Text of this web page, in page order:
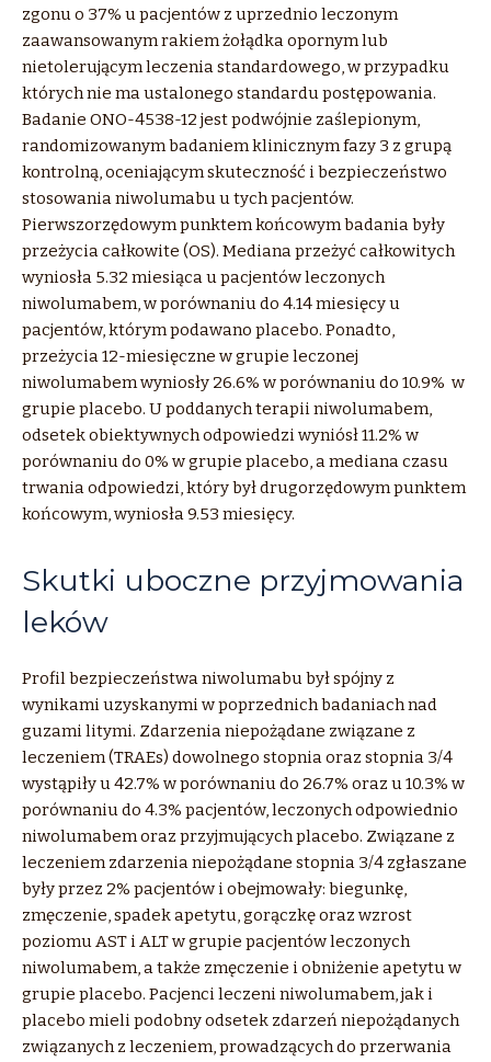
zgonu o 37% u pacjentów z uprzednio leczonym
zaawansowanym rakiem żołądka opornym lub
nietolerującym leczenia standardowego, w przypadku
których nie ma ustalonego standardu postępowania.
Badanie ONO-4538-12 jest podwójnie zaślepionym,
randomizowanym badaniem klinicznym fazy 3 z grupą
kontrolną, oceniającym skuteczność i bezpieczeństwo
stosowania niwolumabu u tych pacjentów.
Pierwszorzędowym punktem końcowym badania były
przeżycia całkowite (OS). Mediana przeżyć całkowitych
wyniosła 5.32 miesiąca u pacjentów leczonych
niwolumabem, w porównaniu do 4.14 miesięcy u
pacjentów, którym podawano placebo. Ponadto,
przeżycia 12-miesięczne w grupie leczonej
niwolumabem wyniosły 26.6% w porównaniu do 10.9% w
grupie placebo. U poddanych terapii niwolumabem,
odsetek obiektywnych odpowiedzi wyniósł 11.2% w
porównaniu do 0% w grupie placebo, a mediana czasu
trwania odpowiedzi, który był drugorzędowym punktem
końcowym, wyniosła 9.53 miesięcy.
Skutki uboczne przyjmowania
leków
Profil bezpieczeństwa niwolumabu był spójny z
wynikami uzyskanymi w poprzednich badaniach nad
guzami litymi. Zdarzenia niepożądane związane z
leczeniem (TRAEs) dowolnego stopnia oraz stopnia 3/4
wystąpiły u 42.7% w porównaniu do 26.7% oraz u 10.3% w
porównaniu do 4.3% pacjentów, leczonych odpowiednio
niwolumabem oraz przyjmujących placebo. Związane z
leczeniem zdarzenia niepożądane stopnia 3/4 zgłaszane
były przez 2% pacjentów i obejmowały: biegunkę,
zmęczenie, spadek apetytu, gorączkę oraz wzrost
poziomu AST i ALT w grupie pacjentów leczonych
niwolumabem, a także zmęczenie i obniżenie apetytu w
grupie placebo. Pacjenci leczeni niwolumabem, jak i
placebo mieli podobny odsetek zdarzeń niepożądanych
związanych z leczeniem, prowadzących do przerwania